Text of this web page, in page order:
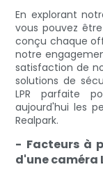
En explorant
vous pouvez
conçu chaque
notre
satisfaction de
solutions de
LPR parfaite
aujourd'hui les
Realpark.
- Facteurs à
d'une caméra